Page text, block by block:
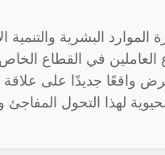
البشرية والتنمية
في القطاع
واقعًا جديدًا على
لهذا التحول